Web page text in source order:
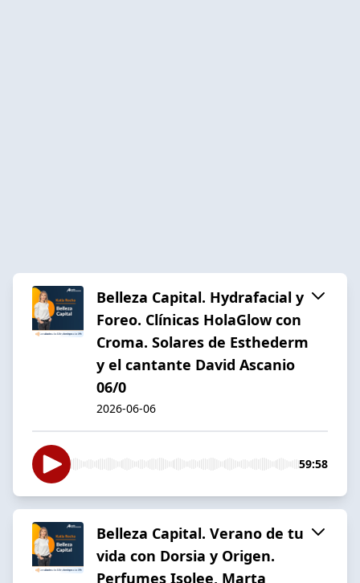
Belleza Capital. Hydrafacial y
Foreo. Clínicas HolaGlow con
Croma. Solares de Esthederm
y el cantante David Ascanio
06/0
2026-06-06
59:58
Belleza Capital. Verano de tu
vida con Dorsia y Origen.
Perfumes Isolee, Marta